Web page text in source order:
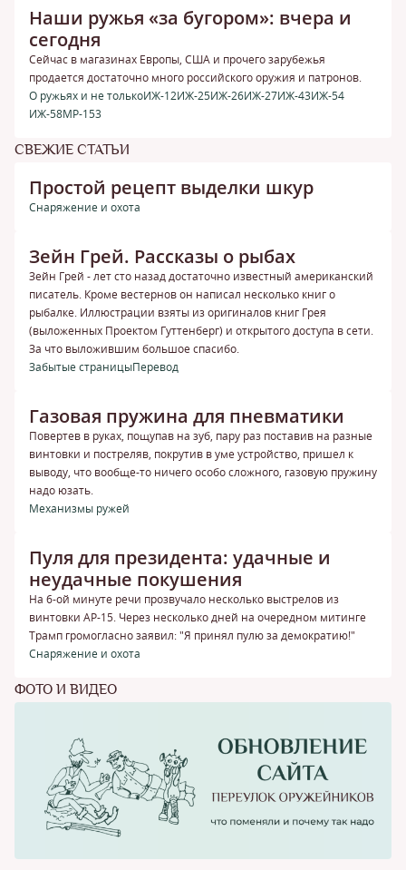
Наши ружья «за бугором»: вчера и
сегодня
Сейчас в магазинах Европы, США и прочего зарубежья
продается достаточно много российского оружия и патронов.
О ружьях и не толькоИЖ-12ИЖ-25ИЖ-26ИЖ-27ИЖ-43ИЖ-54
ИЖ-58МР-153
СВЕЖИЕ СТАТЬИ
Простой рецепт выделки шкур
Снаряжение и охота
Зейн Грей. Рассказы о рыбах
Зейн Грей - лет сто назад достаточно известный американский
писатель. Кроме вестернов он написал несколько книг о
рыбалке. Иллюстрации взяты из оригиналов книг Грея
(выложенных Проектом Гуттенберг) и открытого доступа в сети.
За что выложившим большое спасибо.
Забытые страницыПеревод
Газовая пружина для пневматики
Повертев в руках, пощупав на зуб, пару раз поставив на разные
винтовки и постреляв, покрутив в уме устройство, пришел к
выводу, что вообще-то ничего особо сложного, газовую пружину
надо юзать.
Механизмы ружей
Пуля для президента: удачные и
неудачные покушения
На 6-ой минуте речи прозвучало несколько выстрелов из
винтовки АР-15. Через несколько дней на очередном митинге
Трамп громогласно заявил: "Я принял пулю за демократию!"
Снаряжение и охота
ФОТО И ВИДЕО